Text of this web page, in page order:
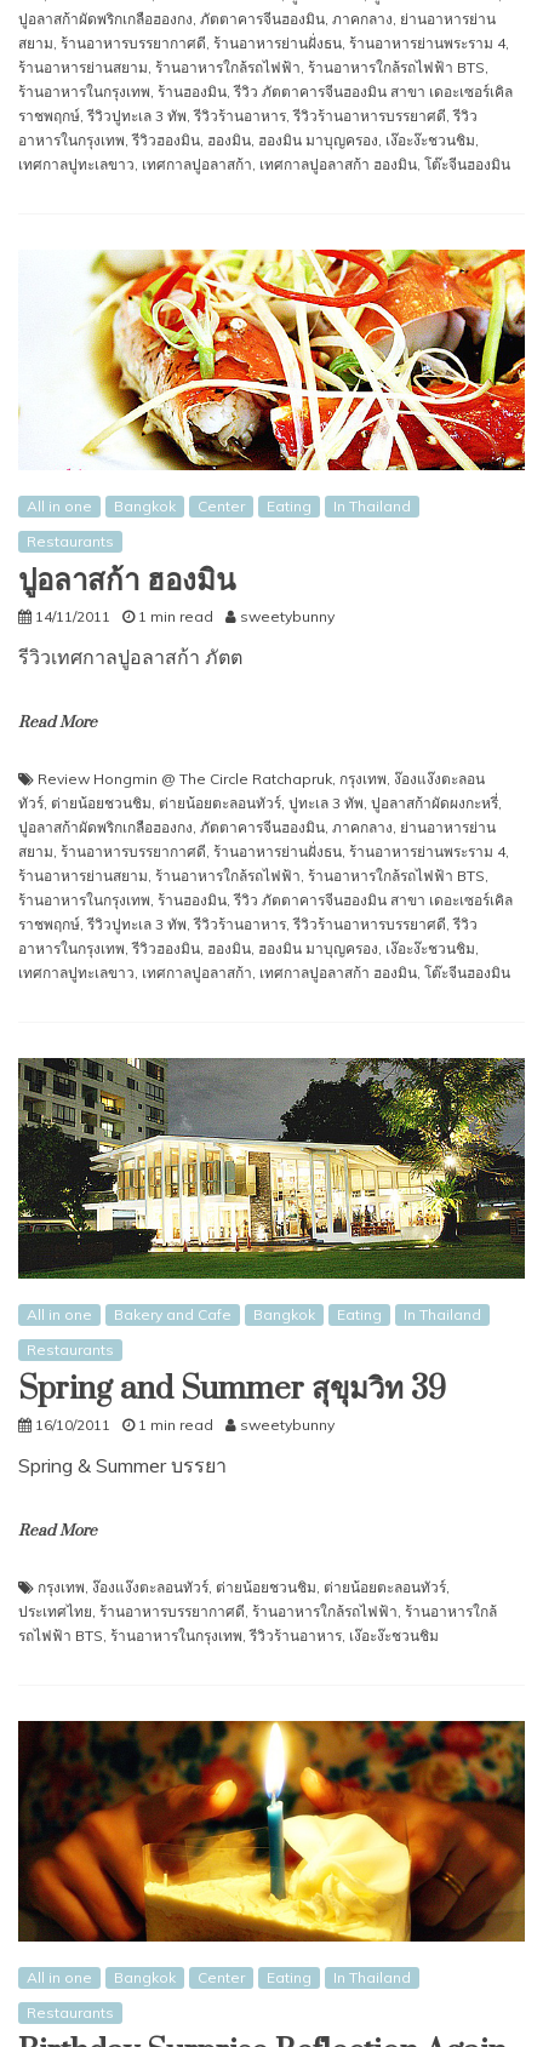
ปูอลาสก้าผัดพริกเกลือฮองกง, ภัตตาคารจีนฮองมิน, ภาคกลาง, ย่านอาหารย่าน
สยาม, ร้านอาหารบรรยากาศดี, ร้านอาหารย่านฝั่งธน, ร้านอาหารย่านพระราม 4,
ร้านอาหารย่านสยาม, ร้านอาหารใกล้รถไฟฟ้า, ร้านอาหารใกล้รถไฟฟ้า BTS,
ร้านอาหารในกรุงเทพ, ร้านฮองมิน,รีวิว ภัตตาคารจีนฮองมิน สาขา เดอะเซอร์เคิล
ราชพฤกษ์,รีวิวปูทะเล 3 ทัพ,รีวิวร้านอาหาร,รีวิวร้านอาหารบรรยาศดี,รีวิว
อาหารในกรุงเทพ,รีวิวฮองมิน, ฮองมิน, ฮองมิน มาบุญครอง, เง๊อะง๊ะชวนชิม,
เทศกาลปูทะเลขาว, เทศกาลปูอลาสก้า, เทศกาลปูอลาสก้า ฮองมิน, โต๊ะจีนฮองมิน
All in one Bangkok Center Eating
In Thailand
Restaurants
ปูอลาสก้า ฮองมิน
14/11/2011 1 min read sweetybunny
รีวิวเทศกาลปูอลาสก้า ภัตต
Read More
Review Hongmin @ The Circle Ratchapruk, กรุงเทพ, ง๊องแง๊งตะลอน
ทัวร์, ต่ายน้อยชวนชิม, ต่ายน้อยตะลอนทัวร์, ปูทะเล 3 ทัพ, ปูอลาสก้าผัดผงกะหรี่,
ปูอลาสก้าผัดพริกเกลือฮองกง, ภัตตาคารจีนฮองมิน, ภาคกลาง, ย่านอาหารย่าน
สยาม, ร้านอาหารบรรยากาศดี, ร้านอาหารย่านฝั่งธน, ร้านอาหารย่านพระราม 4,
ร้านอาหารย่านสยาม, ร้านอาหารใกล้รถไฟฟ้า, ร้านอาหารใกล้รถไฟฟ้า BTS,
ร้านอาหารในกรุงเทพ, ร้านฮองมิน,รีวิว ภัตตาคารจีนฮองมิน สาขา เดอะเซอร์เคิล
ราชพฤกษ์,รีวิวปูทะเล 3 ทัพ,รีวิวร้านอาหาร,รีวิวร้านอาหารบรรยาศดี,รีวิว
อาหารในกรุงเทพ,รีวิวฮองมิน, ฮองมิน, ฮองมิน มาบุญครอง, เง๊อะง๊ะชวนชิม,
เทศกาลปูทะเลขาว, เทศกาลปูอลาสก้า, เทศกาลปูอลาสก้า ฮองมิน, โต๊ะจีนฮองมิน
All in one Bakery and Cafe Bangkok Eating
In Thailand
Restaurants
Spring and Summer สุขุมวิท 39
16/10/2011 1 min read sweetybunny
Spring & Summer บรรยา
Read More
กรุงเทพ, ง๊องแง๊งตะลอนทัวร์, ต่ายน้อยชวนชิม, ต่ายน้อยตะลอนทัวร์,
ประเทศไทย, ร้านอาหารบรรยากาศดี, ร้านอาหารใกล้รถไฟฟ้า, ร้านอาหารใกล้
รถไฟฟ้า BTS, ร้านอาหารในกรุงเทพ,รีวิวร้านอาหาร, เง๊อะง๊ะชวนชิม
All in one Bangkok Center Eating
In Thailand
Restaurants